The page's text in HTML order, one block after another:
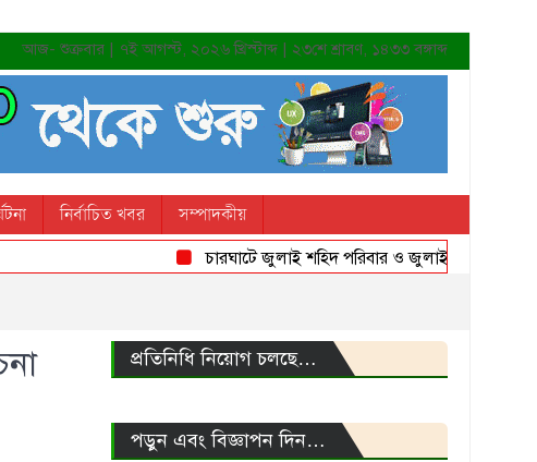
আজ- শুক্রবার | ৭ই আগস্ট, ২০২৬ খ্রিস্টাব্দ | ২৩শে শ্রাবণ, ১৪৩৩ বঙ্গাব্দ
নির্বাচিত খবর সম্পাদকীয়
চারঘাটে জুলাই শহিদ পরিবার ও জুলাই যোদ্ধাদের সংবর্ধনা
প্রতিনিধি নিয়োগ চলছে…
পড়ুন এবং বিজ্ঞাপন দিন…